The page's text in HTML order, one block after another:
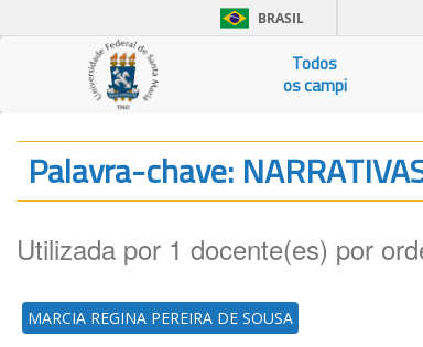
BRASIL
Todos
os campi
Palavra-chave:
Utilizada por 1 docente(es) por
MARCIA REGINA PEREIRA DE SOUSA